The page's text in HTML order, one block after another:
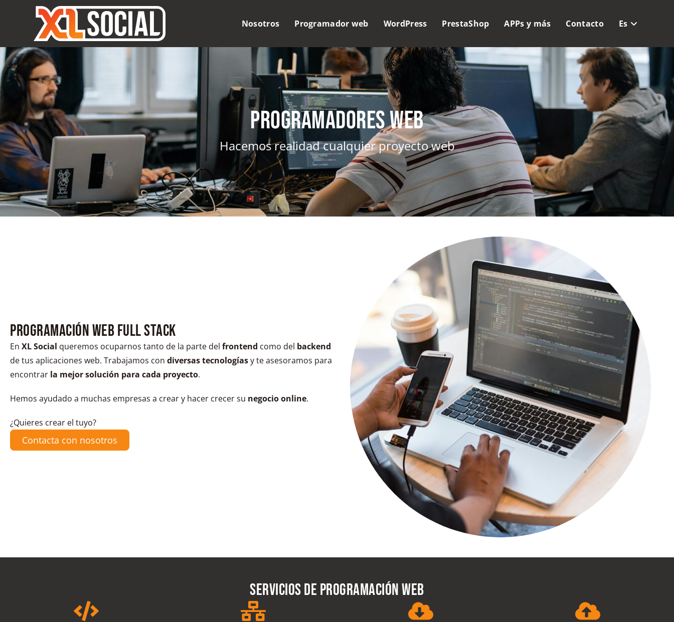
Nosotros Programador web WordPress PrestaShop APPs y más Contacto Es
Programadores web
Hacemos realidad cualquier proyecto web
Programación web full stack
En XL Social queremos ocuparnos tanto de la parte del frontend como del backend
de tus aplicaciones web. Trabajamos con diversas tecnologíasy te asesoramos para
encontrar la mejor solución para cada proyecto.
Hemos ayudado a muchas empresas a crear y hacer crecer su negocio online.
¿Quieres crear el tuyo?
Contacta con nosotros
Servicios de programación web